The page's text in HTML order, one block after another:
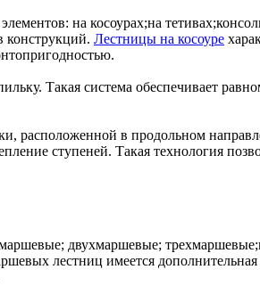
на косоурах;на
конструкций. Лестницы на косоуре
Такая система обеспечивает
расположенной в продольном
ступеней. Такая технология
двухмаршевые;
лестниц имеется